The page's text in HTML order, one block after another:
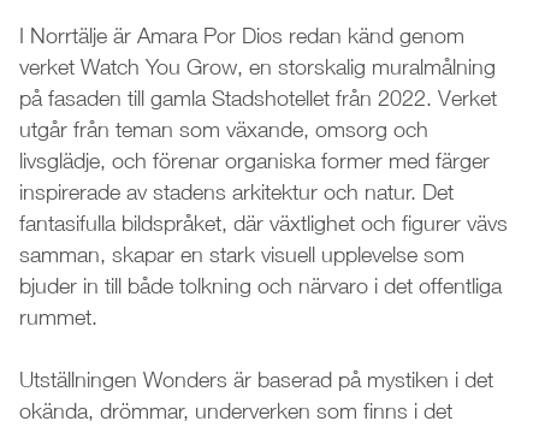
I Norrtälje är Amara Por Dios redan känd genom
verket Watch You Grow, en storskalig muralmålning
på fasaden till gamla Stadshotellet från 2022. Verket
utgår från teman som växande, omsorg och
livsglädje, och förenar organiska former med färger
inspirerade av stadens arkitektur och natur. Det
fantasifulla bildspråket, där växtlighet och figurer vävs
samman, skapar en stark visuell upplevelse som
bjuder in till både tolkning och närvaro i det offentliga
rummet.
Utställningen Wonders är baserad på mystiken i det
okända, drömmar, underverken som finns i det